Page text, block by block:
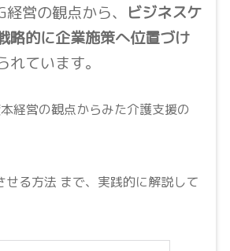
営の観点から、 ビジネスケ
略的に企業施策へ位置づけ
れています。
経営の観点からみた介護支援の
せる方法 まで、実践的に解説して